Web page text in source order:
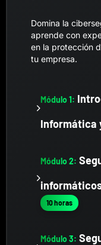
Domina la
aprende con
en la protección
tu empresa.
Módulo 1:
Informática
Módulo 2:
10 horas
Módulo 3: